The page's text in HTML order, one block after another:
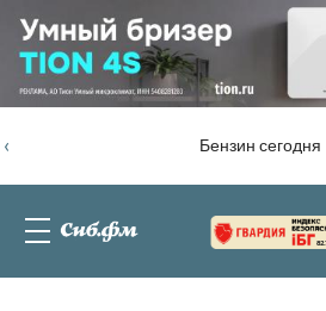
Бензин сегодня
‹